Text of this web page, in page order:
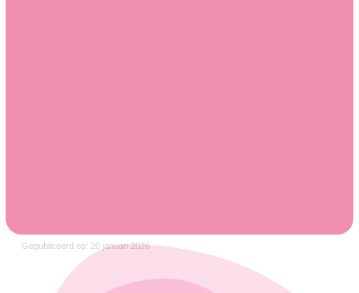
Gepubliceerd op: 20 januari 2026